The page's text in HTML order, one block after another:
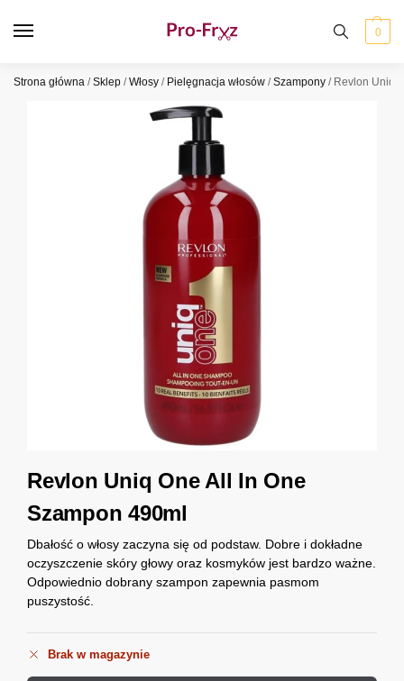
0
Strona główna /Sklep /Włosy / Pielęgnacja włosów /Szampony / Revlon Uniq
Revlon Uniq One All In One
Szampon 490ml
Dbałość o włosy zaczyna się od podstaw. Dobre i dokładne
oczyszczenie skóry głowy oraz kosmyków jest bardzo ważne.
Odpowiednio dobrany szampon zapewnia pasmom
puszystość.
Brak w magazynie